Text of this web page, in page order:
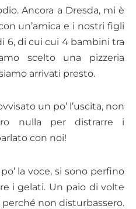
Ancora a Dresda, mi è
un’amica e i nostri figli
6, di cui cui 4 bambini tra
scelto una pizzeria
arrivati presto.
un po’ l’uscita, non
nulla per distrarre i
con noi!
la voce, si sono perfino
i gelati. Un paio di volte
non disturbassero.